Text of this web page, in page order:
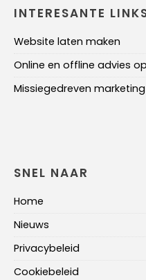
INTERESANTE
Website laten maken
Online en offline advies
Missiegedreven
SNEL NAAR
Home
Nieuws
Privacybeleid
Cookiebeleid